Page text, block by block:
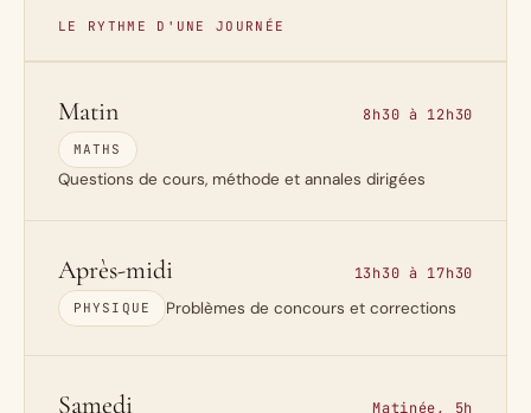
LE RYTHME D'UNE JOURNÉE
Matin 8h30 à 12h30
MATHS
Questions de cours, méthode et annales dirigées
Après-midi 13h30 à 17h30
PHYSIQUE Problèmes de concours et corrections
Samedi Matinée, 5h